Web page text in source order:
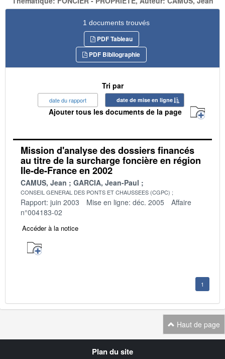
1 documents trouvés
PDF Tableau
PDF Bibliographie
Tri par
date du rapport date de mise en ligne
Ajouter tous les documents de la page
Mission d'analyse des dossiers financés
au titre de la surcharge foncière en région
Ile-de-France en 2002
CAMUS, Jean GARCIA, Jean-Paul
CONSEIL GENERAL DES PONTS ET CHAUSSEES (CGPC)
Rapport: juin 2003 Mise en ligne: déc. 2005
Affaire
n°004183-02
Accéder à la notice
1
Haut de page
Plan du site